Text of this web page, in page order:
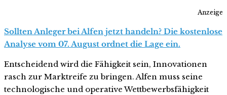
Anzeige
Sollten Anleger bei Alfen jetzt handeln? Die kostenlose
Analyse vom 07. August ordnet die Lage ein.
Entscheidend wird die Fähigkeit sein, Innovationen
rasch zur Marktreife zu bringen. Alfen muss seine
technologische und operative Wettbewerbsfähigkeit